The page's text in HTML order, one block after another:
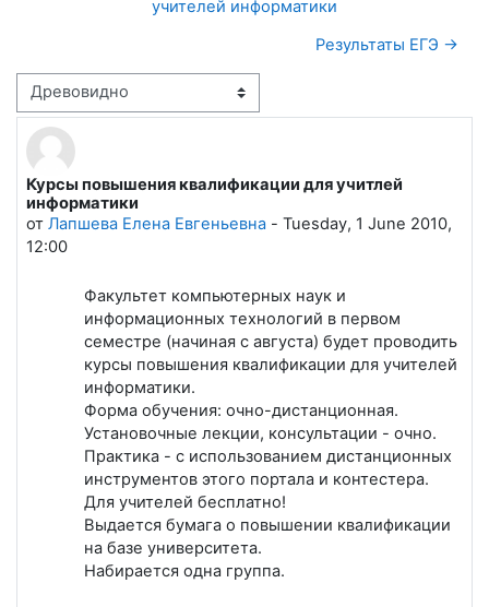
учителей информатики
Результаты ЕГЭ →
Режим отображения
Курсы повышения квалификации для учитлей
информатики
от Лапшева Елена Евгеньевна - Tuesday, 1 June 2010,
12:00
Количество ответов: 0
Факультет компьютерных наук и
информационных технологий в первом
семестре (начиная с августа) будет проводить
курсы повышения квалификации для учителей
информатики.
Форма обучения: очно-дистанционная.
Установочные лекции, консультации - очно.
Практика - с использованием дистанционных
инструментов этого портала и контестера.
Для учителей бесплатно!
Выдается бумага о повышении квалификации
на базе университета.
Набирается одна группа.